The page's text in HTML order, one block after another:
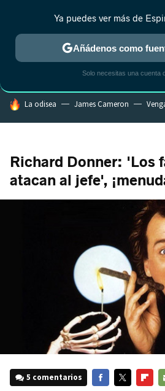
ESTRENOS REALITY
HOY SE HABLA DE
La odisea James Cameron
Richard Donner: 'Los
atacan al jefe',
5 comentarios
Ya puedes ver más de
Añádenos como
Solo necesitas una cuenta